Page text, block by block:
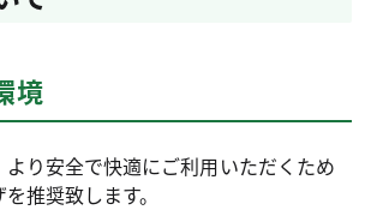
境
り安全で快適にご利用いただくため
推奨致します。